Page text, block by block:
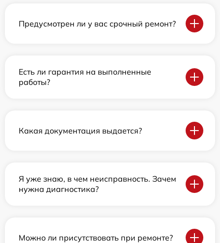
Предусмотрен ли у вас срочный ремонт?
Есть ли гарантия на выполненные
работы?
Какая документация выдается?
Я уже знаю, в чем неисправность. Зачем
нужна диагностика?
Можно ли присутствовать при ремонте?